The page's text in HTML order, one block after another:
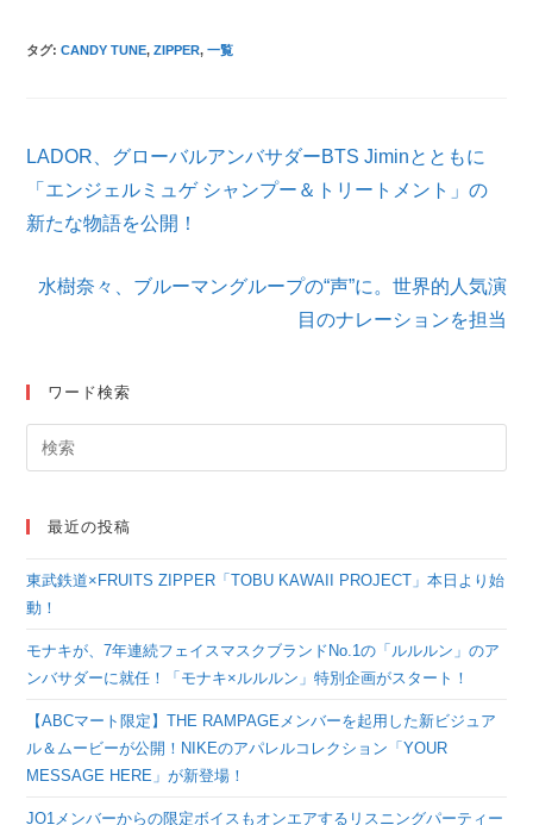
タグ:CANDY TUNE, ZIPPER, 一覧
そ
の
他
の
記
を
LADOR、グローバルアンバサダーBTS Jiminとともに
「エンジェルミュゲ シャンプー＆トリートメント」の
新たな物語を公開！
水樹奈々、ブルーマングループの“声”に。世界的人気演
目のナレーションを担当
ワード検索
最近の投稿
東武鉄道×FRUITS ZIPPER「TOBU KAWAII PROJECT」本日より始
動！
モナキが、7年連続フェイスマスクブランドNo.1の「ルルルン」のア
ンバサダーに就任！「モナキ×ルルルン」特別企画がスタート！
【ABCマート限定】THE RAMPAGEメンバーを起用した新ビジュア
ル＆ムービーが公開！NIKEのアパレルコレクション「YOUR
MESSAGE HERE」が新登場！
JO1メンバーからの限定ボイスもオンエアするリスニングパーティー